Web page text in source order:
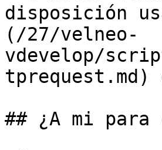
disposición
(/27/velneo-
vdevelop/
## ¿A mi para